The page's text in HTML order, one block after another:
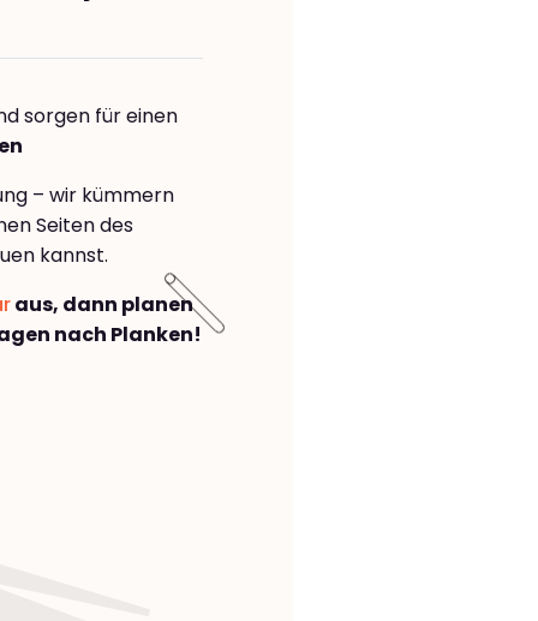
sorgen für einen
– wir kümmern
Seiten des
kannst.
aus, dann planen
nach Planken!